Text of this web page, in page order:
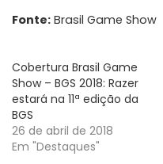
Fonte: Brasil Game Show
Cobertura Brasil Game
Show – BGS 2018: Razer
estará na 11ª edição da
BGS
26 de abril de 2018
Em "Destaques"